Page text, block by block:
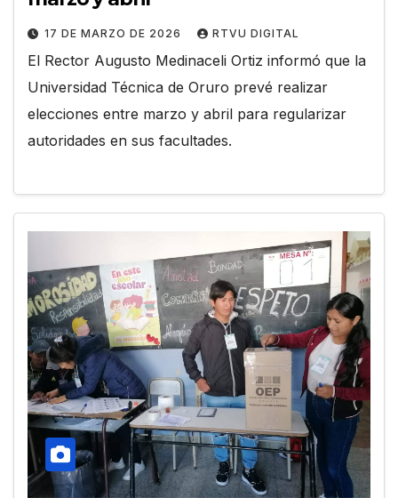
17 DE MARZO DE 2026 RTVU DIGITAL
El Rector Augusto Medinaceli Ortiz informó que la
Universidad Técnica de Oruro prevé realizar
elecciones entre marzo y abril para regularizar
autoridades en sus facultades.